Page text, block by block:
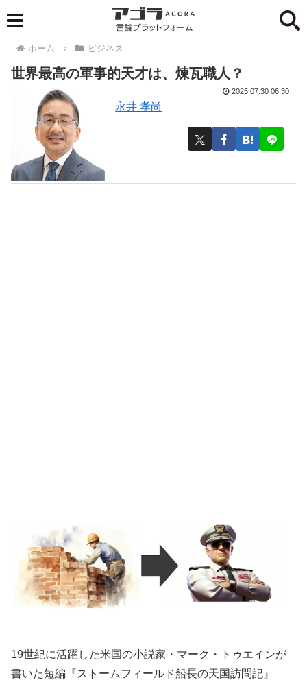
ホーム ビジネス
世界最高の軍事的天才は、煉瓦職人？
永井 孝尚
2025.07.30 06:30
19世紀に活躍した米国の小説家・マーク・トゥエインが
書いた短編『ストームフィールド船長の天国訪問記』